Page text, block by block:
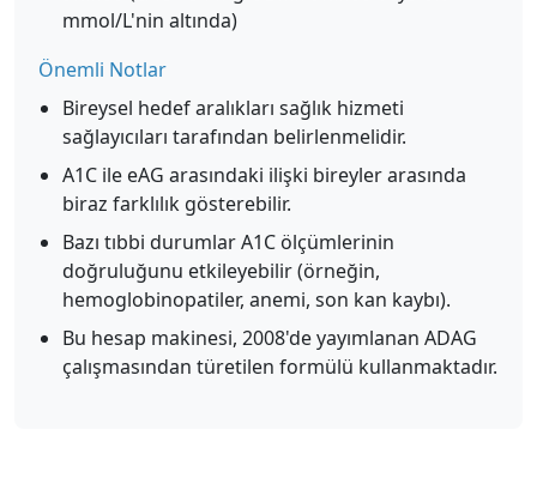
mmol/L'nin altında)
Önemli Notlar
Bireysel hedef aralıkları sağlık hizmeti
sağlayıcıları tarafından belirlenmelidir.
A1C ile eAG arasındaki ilişki bireyler arasında
biraz farklılık gösterebilir.
Bazı tıbbi durumlar A1C ölçümlerinin
doğruluğunu etkileyebilir (örneğin,
hemoglobinopatiler, anemi, son kan kaybı).
Bu hesap makinesi, 2008'de yayımlanan ADAG
çalışmasından türetilen formülü kullanmaktadır.